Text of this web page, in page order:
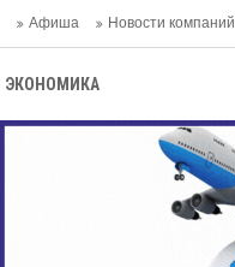
Афиша Новости компаний
ЭКОНОМИКА